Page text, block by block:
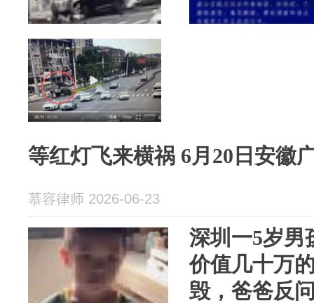
等红灯飞来横祸 6月20日安徽
慕容律师 2026-06-23
深圳一5岁男
价值几十万
毁，爸爸反